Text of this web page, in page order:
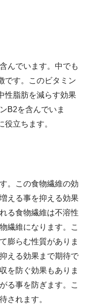
んでいます。中でも
です。このビタミン
性脂肪を減らす効果
B2を含んでいま
立ちます。
。この食物繊維の効
える事を抑える効果
る食物繊維は不溶性
繊維になります。こ
膨らむ性質がありま
える効果まで期待で
を防ぐ効果もありま
る事を防ぎます。こ
されます。